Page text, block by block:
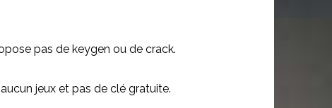
pas de keygen ou de crack.
jeux et pas de clé gratuite.